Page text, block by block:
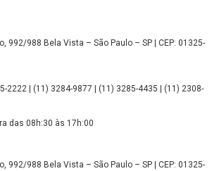
992/988 Bela Vista – São Paulo – SP | CEP: 01325-
2222 | (11) 3284-9877 | (11) 3285-4435 | (11) 2308-
das 08h:30 às 17h:00
992/988 Bela Vista – São Paulo – SP | CEP: 01325-